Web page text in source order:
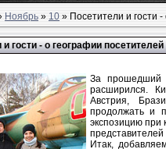
Ноябрь » 10» Посетители и гости
гости - о географии
За прошедший
расширился.
Австрия,
продолжать и
экспозицию при
Итак,